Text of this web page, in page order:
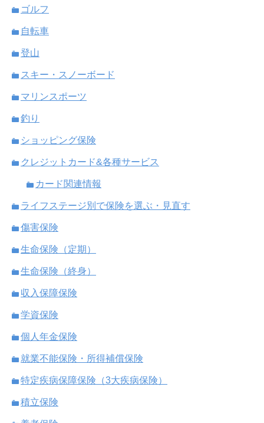
ゴルフ
自転車
登山
スキー・スノーボード
マリンスポーツ
釣り
ショッピング保険
クレジットカード&各種サービス
カード関連情報
ライフステージ別で保険を選ぶ・見直す
傷害保険
生命保険（定期）
生命保険（終身）
収入保障保険
学資保険
個人年金保険
就業不能保険・所得補償保険
特定疾病保障保険（3大疾病保険）
積立保険